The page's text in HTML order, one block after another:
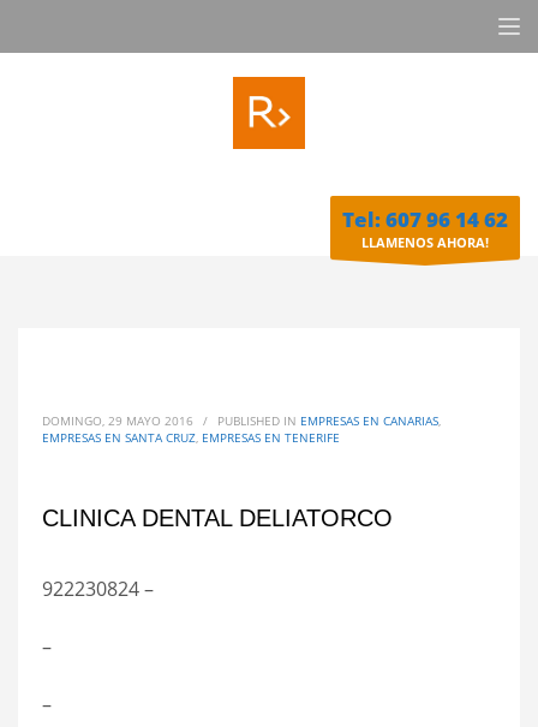
Tel: 607 96 14 62
LLAMENOS AHORA!
DOMINGO, 29 MAYO 2016 / PUBLISHED IN EMPRESAS EN CANARIAS,
EMPRESAS EN SANTA CRUZ, EMPRESAS EN TENERIFE
CLINICA DENTAL DELIATORCO
922230824 –
–
–